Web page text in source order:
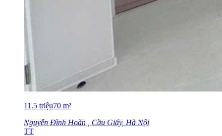
11.5 triệu70 m²
Nguyễn Đình Hoàn , Cầu Giấy, Hà Nội
TT